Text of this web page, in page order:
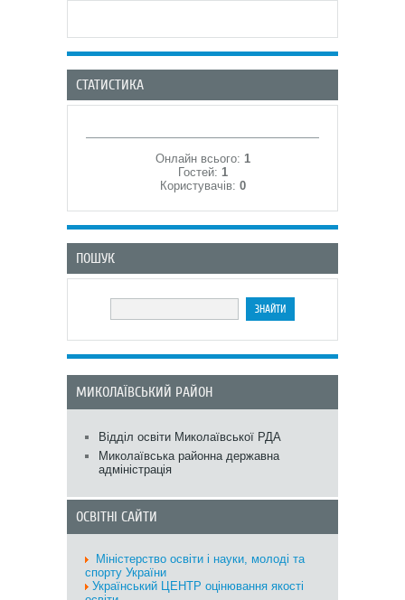
СТАТИСТИКА
Онлайн всього: 1
Гостей: 1
Користувачів: 0
ПОШУК
МИКОЛАЇВСЬКИЙ РАЙОН
Відділ освіти Миколаївської РДА
Миколаївська районна державна
адміністрація
ОСВІТНІ САЙТИ
Міністерство oсвіти і науки, молоді та
спорту України
Український ЦЕНТР оцінювання якості